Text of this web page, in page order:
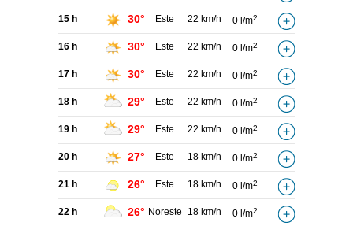
15 h 30° Este 22 km/h 0 l/m2
16 h 30° Este 22 km/h 0 l/m2
17 h 30° Este 22 km/h 0 l/m2
18 h 29° Este 22 km/h 0 l/m2
19 h 29° Este 22 km/h 0 l/m2
20 h 27° Este 18 km/h 0 l/m2
21 h 26° Este 18 km/h 0 l/m2
22 h 26° Noreste 18 km/h 0 l/m2